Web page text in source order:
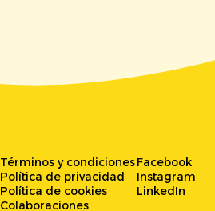
Términos y condiciones
Política de privacidad
Política de cookies
Colaboraciones
Facebook
Instagram
LinkedIn